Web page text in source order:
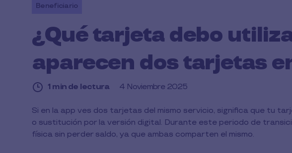
Beneficiario
¿Qué tarjeta debo
aparecen dos tarjetas
1 min de lectura 4 Noviembre 2025
1
de
lectura
Si en la app ves dos tarjetas del mismo servicio, significa que tu
o sustitución por la versión digital. Durante este periodo de
física sin perder saldo, ya que ambas comparten el mismo.